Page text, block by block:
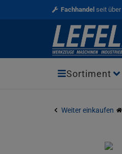
Fachhandel seit über
Sortiment
Weiter einkaufen